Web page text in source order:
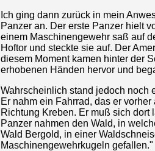
Ich ging dann zurück in mein
Panzer an. Der erste Panzer hielt
einem Maschinengewehr saß auf
Hoftor und steckte sie auf. Der
diesem Moment kamen hinter der
erhobenen Händen hervor und
Wahrscheinlich stand jedoch noch
Er nahm ein Fahrrad, das er
Richtung Kreben. Er muß sich
Panzer nahmen den Wald, in
Wald Bergold, in einer
Maschinengewehrkugeln gefallen."